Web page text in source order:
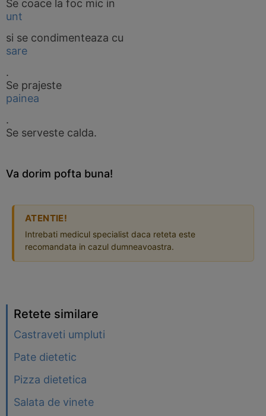
Se coace la foc mic in
unt
si se condimenteaza cu
sare
.
Se prajeste
painea
.
Se serveste calda.
Va dorim pofta buna!
ATENTIE!
Intrebati medicul specialist daca reteta este
recomandata in cazul dumneavoastra.
Retete similare
Castraveti umpluti
Pate dietetic
Pizza dietetica
Salata de vinete